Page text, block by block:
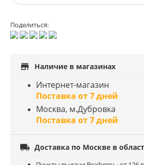
Поделиться:
store Наличие в магазинах
Интернет-магазин
Поставка от 7 дней
Москва, м.Дубровка
Поставка от 7 дней
 Доставка по Москве в